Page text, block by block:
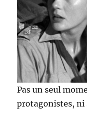
Pas un seul
protagonistes, ni